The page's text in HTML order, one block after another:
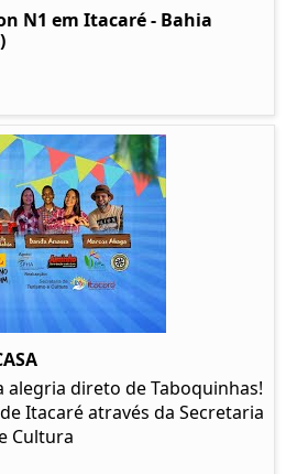
N1 em Itacaré - Bahia
alegria direto de Taboquinhas!
Itacaré através da Secretaria
Cultura